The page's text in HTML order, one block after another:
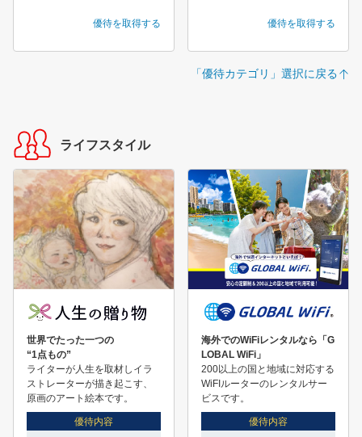
優待を取得する 優待を取得する
「優待カテゴリ」選択に戻る
ライフスタイル
世界でたった一つの
“1点もの”
ライターが人生を取材しイラ
ストレーターが描き起こす、
原画のアート絵本です。
優待内容
海外でのWiFiレンタルなら「G
LOBAL WiFi」
200以上の国と地域に対応する
WiFIルーターのレンタルサー
ビスです。
優待内容